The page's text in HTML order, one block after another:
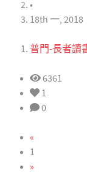
•
18th 一, 2018
普門-長者讀
6361
1
0
«
1
»